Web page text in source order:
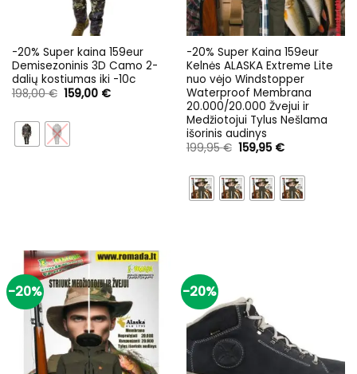
-20% Super kaina 159eur
Demisezoninis 3D Camo 2-
dalių kostiumas iki -10c
198,00€ Original
price
198,00 €.
159,00 €Current
-20% Super Kaina 159eur
Kelnės ALASKA Extreme Lite
nuo vėjo Windstopper
Waterproof Membrana
20.000/20.000 Žvejui ir
Medžiotojui Tylus Nešlama
išorinis audinys
199,95€ Original
price
199,95 €.
159,95 €Current
159,95 €.
-20% -20%